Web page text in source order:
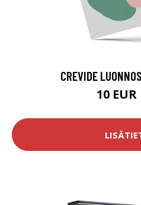
CREVIDE
10 EUR